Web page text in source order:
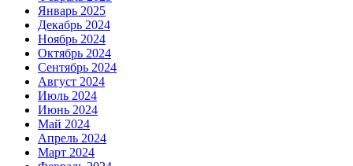
Январь 2025
Декабрь 2024
Ноябрь 2024
Октябрь 2024
Сентябрь 2024
Август 2024
Июль 2024
Июнь 2024
Май 2024
Апрель 2024
Март 2024